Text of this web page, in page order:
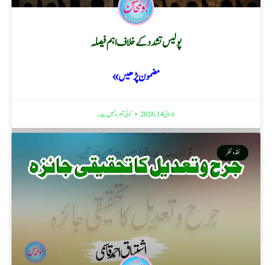
پولیس تشدد کے خلاف اہم فیصلہ
مضمون پڑھیں »
جولائی 14, 2026 کوئی تبصرہ نہیں ہے۔
نقد ونظر